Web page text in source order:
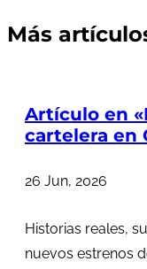
Más
Artículo en
cartelera en
26 Jun, 2026
Historias reales,
nuevos estrenos